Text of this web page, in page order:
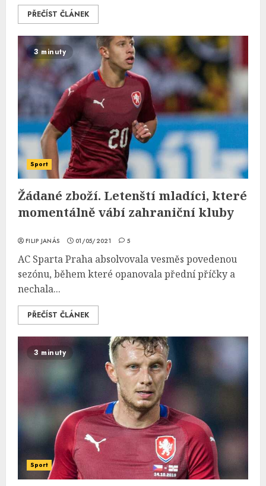
PŘEČÍST ČLÁNEK
3 minuty
Sport
Žádané zboží. Letenští mladíci, které
momentálně vábí zahraniční kluby
FILIP JANÁS 01/05/2021 5
AC Sparta Praha absolvovala vesměs povedenou
sezónu, během které opanovala přední příčky a
nechala...
PŘEČÍST ČLÁNEK
3 minuty
Sport